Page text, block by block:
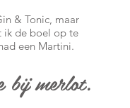
& Tonic, maar
ik de boel op te
een Martini.
bij merlot.